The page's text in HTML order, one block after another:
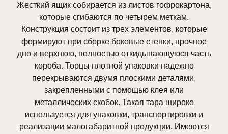
Жесткий ящик собирается из листов гофрокартона,
которые сгибаются по четырем меткам.
Конструкция состоит из трех элементов, которые
формируют при сборке боковые стенки, прочное
дно и верхнюю, полностью откидывающуюся часть
короба. Торцы плотной упаковки надежно
перекрываются двумя плоскими деталями,
закрепленными с помощью клея или
металлических скобок. Такая тара широко
используется для упаковки, транспортировки и
реализации малогабаритной продукции. Имеются